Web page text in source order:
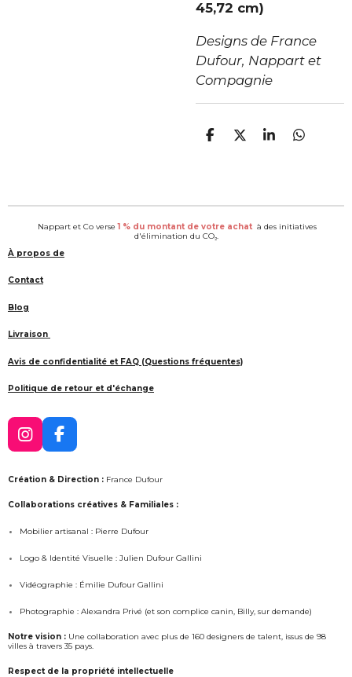
45,72 cm)
Designs de France
Dufour, Nappart et
Compagnie
P
g
e
r
P
g
e
r
P
g
r
P
g
r
Nappart et Co verse1 % du montant de votre achat à des initiatives
d'élimination du CO₂.
À propos de
Contact
Blog
Livraison
Avis de confidentialité et FAQ (Questions fréquentes)
Politique de retour et d'échange
I
n
s
a
r
m
F
a
c
b
o
Création & Direction : France Dufour
Collaborations créatives & Familiales :
Mobilier artisanal : Pierre Dufour
Logo & Identité Visuelle : Julien Dufour Gallini
Vidéographie : Émilie Dufour Gallini
Photographie : Alexandra Privé (et son complice canin, Billy, sur demande)
Notre vision : Une collaboration avec plus de 160 designers de talent, issus de 98
villes à travers 35 pays.
Respect de la propriété intellectuelle